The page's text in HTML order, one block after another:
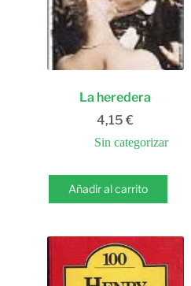
La heredera
4,15€
Sin categorizar
Añadir al carrito